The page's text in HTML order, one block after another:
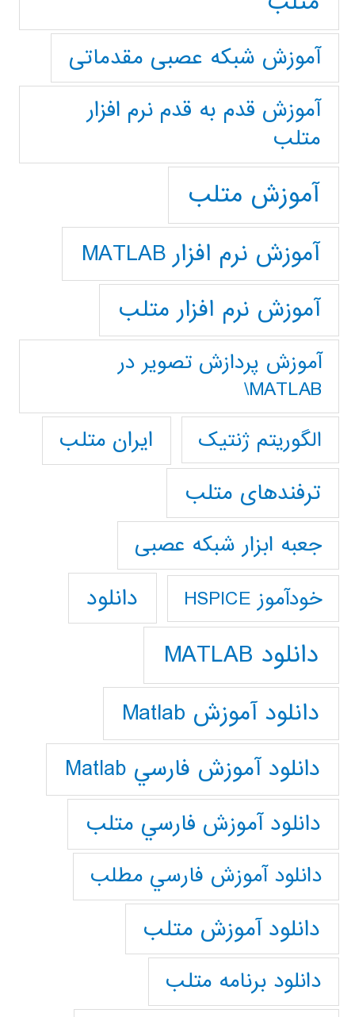
آموزش شبکه عصبی مقدماتی
آموزش قدم به قدم نرم افزار
متلب
آموزش متلب
آموزش نرم افزار MATLAB
آموزش نرم افزار متلب
آموزش پردازش تصوير در
MATLAB\
الگوریتم ژنتیک
ایران متلب
ترفندهای متلب
جعبه ابزار شبکه عصبی
خودآموز HSPICE دانلود
دانلود MATLAB
دانلود آموزش Matlab
دانلود آموزش فارسي Matlab
دانلود آموزش فارسي متلب
دانلود آموزش فارسي مطلب
دانلود آموزش متلب
دانلود برنامه متلب